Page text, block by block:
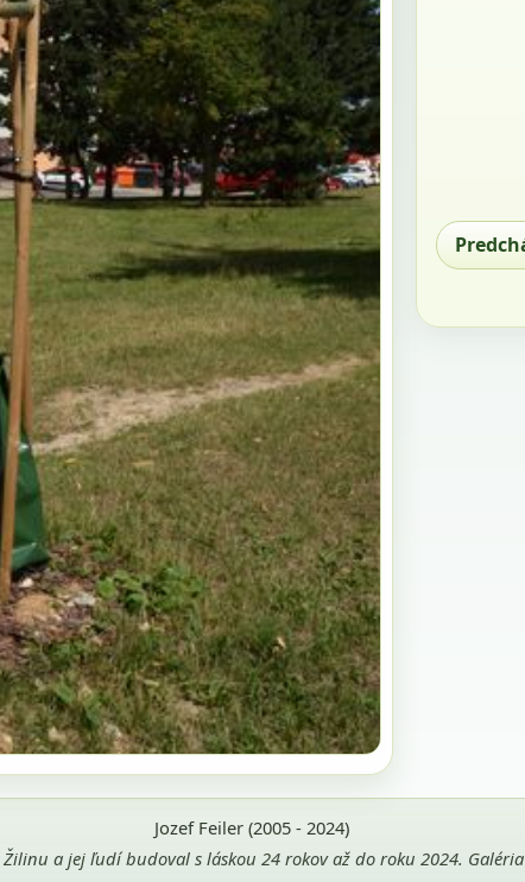
Jozef Feiler (2005 - 2024)
a jej ľudí budoval s láskou 24 rokov až do roku 2024.